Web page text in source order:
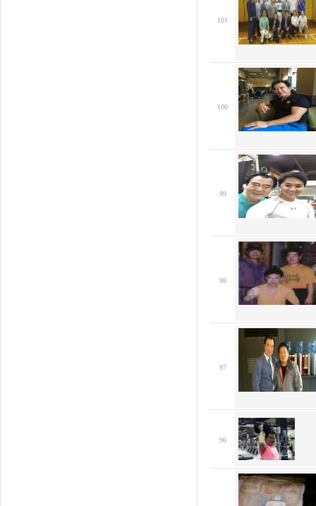
101
100
99
98
97
96